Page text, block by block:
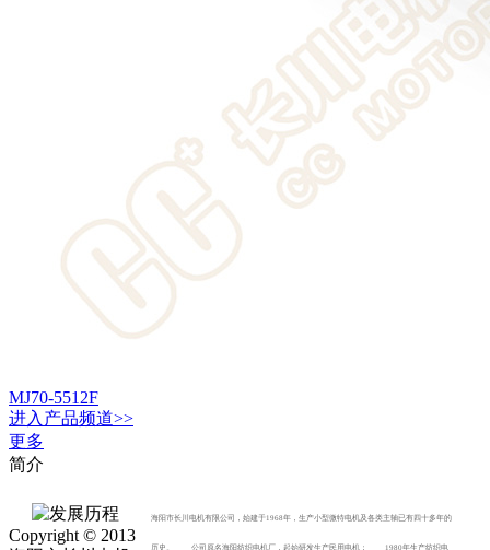
MJ70-5512F
进入 产品频道>>
更多
简介
海阳市长川电机有限公司，始建于1968年，生产小型微特电机及各类主轴已有四十多年的
历史。 公司原名海阳纺织电机厂，起始研发生产民用电机； 1980年生产纺织电
Copyright © 2013